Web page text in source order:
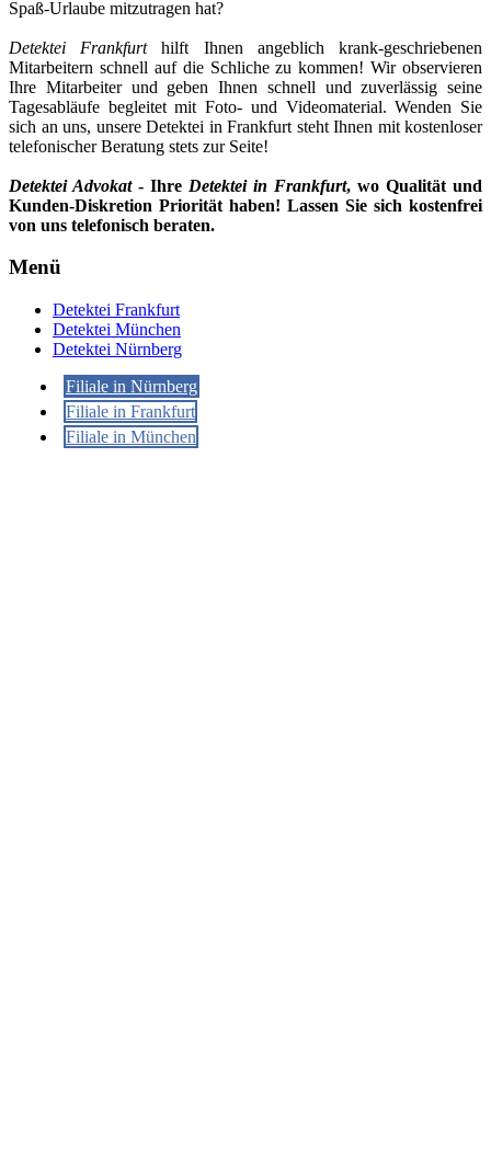
Spaß-Urlaube mitzutragen hat?
Detektei Frankfurthilft Ihnen angeblich krank-geschriebenen
Mitarbeitern schnell auf die Schliche zu kommen! Wir observieren
Ihre Mitarbeiter und geben Ihnen schnell und zuverlässig seine
Tagesabläufe begleitet mit Foto- und Videomaterial. Wenden Sie
sich an uns, unsere Detektei in Frankfurt steht Ihnen mit kostenloser
telefonischer Beratung stets zur Seite!
Detektei Advokat- Ihre Detektei in Frankfurt, wo Qualität und
Kunden-Diskretion Priorität haben! Lassen Sie sich kostenfrei
von uns telefonisch beraten.
Menü
Detektei Frankfurt
Detektei München
Detektei Nürnberg
Filiale in Nürnberg
Filiale in Frankfurt
Filiale in München